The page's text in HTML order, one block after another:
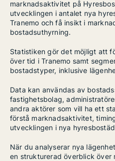
marknadsaktivitet på
utvecklingen i antalet nya
Tranemo och få insikt i
bostadsuthyrning.
Statistiken gör det möjligt att
över tid i Tranemo samt
bostadstyper, inklusive
Data kan användas av
fastighetsbolag,
andra aktörer som vill ha ett
förstå marknadsaktivitet,
utvecklingen i nya
När du analyserar nya
en strukturerad överblick över